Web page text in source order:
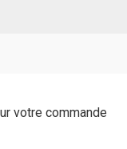
votre commande